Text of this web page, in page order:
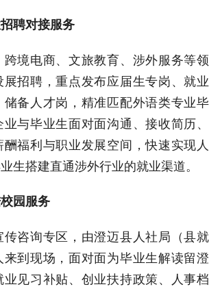
聘对接服务
境电商、文旅教育、涉外服务等领
招聘，重点发布应届生专岗、就业
储备人才岗，精准匹配外语类专业毕
与毕业生面对面沟通、接收简历、
福利与职业发展空间，快速实现人
生搭建直通涉外行业的就业渠道。
园服务
咨询专区，由澄迈县人社局（县就
到现场，面对面为毕业生解读留澄
见习补贴、创业扶持政策、人事档